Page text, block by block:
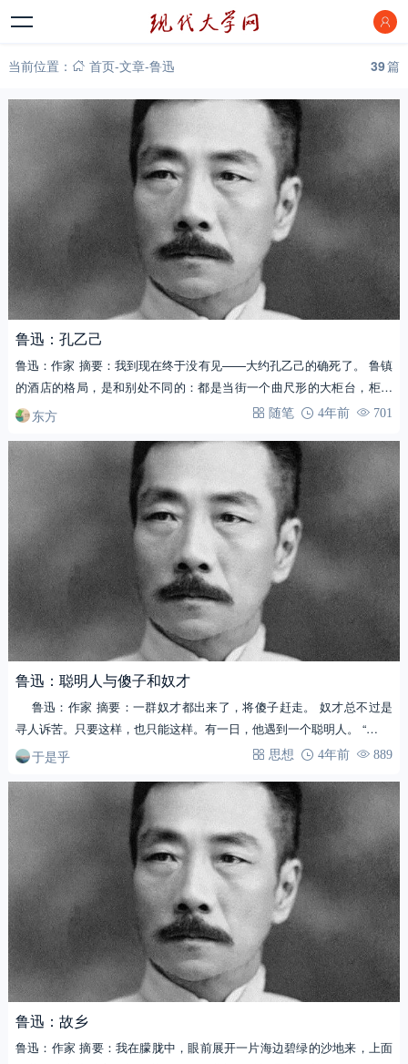
当前位置： 首页-文章-鲁迅 39篇
鲁迅：孔乙己
鲁迅：作家 摘要：我到现在终于没有见——大约孔乙己的确死了。 鲁镇
的酒店的格局，是和别处不同的：都是当街一个曲尺形的大柜台，柜里
面预…
东方 随笔 4年前 701
鲁迅：聪明人与傻子和奴才
鲁迅：作家 摘要：一群奴才都出来了，将傻子赶走。 奴才总不过是
寻人诉苦。只要这样，也只能这样。有一日，他遇到一个聪明人。 “…
于是乎 思想 4年前 889
鲁迅：故乡
鲁迅：作家 摘要：我在朦胧中，眼前展开一片海边碧绿的沙地来，上面